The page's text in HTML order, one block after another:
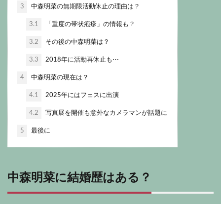
3 中森明菜の無期限活動休止の理由は？
3.1 「重度の帯状疱疹」の情報も？
3.2 その後の中森明菜は？
3.3 2018年に活動再休止も⋯
4 中森明菜の現在は？
4.1 2025年にはフェスに出演
4.2 写真展を開催も意外なカメラマンが話題に
5 最後に
中森明菜に結婚歴はある？